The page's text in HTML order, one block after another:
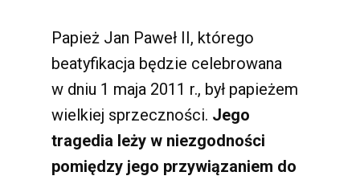
Papież Jan Paweł II, którego
beatyfikacja będzie celebrowana
w dniu 1 maja 2011 r., był papieżem
wielkiej sprzeczności. Jego
tragedia leży w niezgodności
pomiędzy jego przywiązaniem do